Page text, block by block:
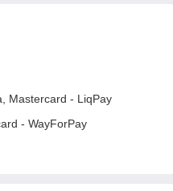
Mastercard - LiqPay
- WayForPay